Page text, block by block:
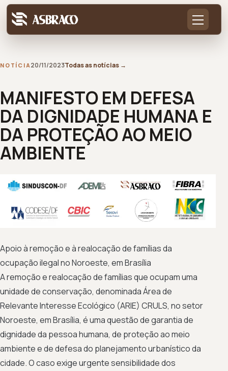
NOTÍCIA20/11/2023Todas as notícias →
MANIFESTO EM DEFESA
DA DIGNIDADE HUMANA E
DA PROTEÇÃO AO MEIO
AMBIENTE
Apoio à remoção e à realocação de famílias da
ocupação ilegal no Noroeste, em Brasília
A remoção e realocação de famílias que ocupam uma
unidade de conservação, denominada Área de
Relevante Interesse Ecológico (ARIE) CRULS, no setor
Noroeste, em Brasília, é uma questão de garantia de
dignidade da pessoa humana, de proteção ao meio
ambiente e de defesa do planejamento urbanístico da
cidade. O caso exige urgente sensibilidade dos